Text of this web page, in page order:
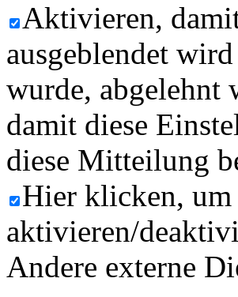
Aktivieren,
ausgeblendet
wurde, abgelehnt
damit diese
diese Mitteilung
Hier klicken,
aktivieren/
Andere externe